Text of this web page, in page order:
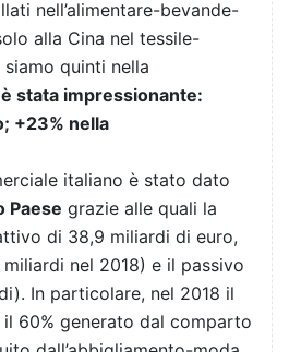
nell’alimentare-bevande-
alla Cina nel tessile-
quinti nella
stata impressionante:
+23% nella
italiano è stato dato
Paese grazie alle quali la
di 38,9 miliardi di euro,
nel 2018) e il passivo
In particolare, nel 2018 il
60% generato dal comparto